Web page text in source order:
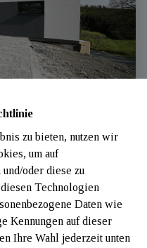
zu bieten, nutzen wir
um auf
oder diese zu
Technologien
Daten wie
Kennungen auf dieser
Ihre Wahl jederzeit unten
: 720